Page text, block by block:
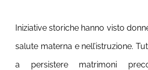
Iniziative storiche hanno visto
salute materna e nell’istruzione.
a persistere matrimoni